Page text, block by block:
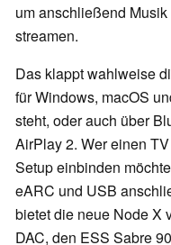
um anschließend
streamen.
Das klappt wahlweise
für Windows, macOS
steht, oder auch über
AirPlay 2. Wer einen
Setup einbinden
eARC und USB
bietet die neue Node X
DAC, den ESS Sabre